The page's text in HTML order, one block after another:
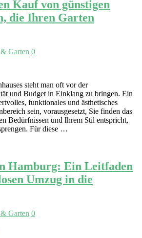
Kauf von günstigen
die Ihren Garten
Garten 0
steht man oft vor der
und Budget in Einklang zu bringen. Ein
funktionales und ästhetisches
sein, vorausgesetzt, Sie finden das
Bedürfnissen und Ihrem Stil entspricht,
Für diese …
Hamburg: Ein Leitfaden
Umzug in die
Garten 0